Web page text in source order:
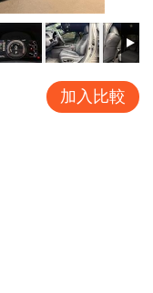
加入比較